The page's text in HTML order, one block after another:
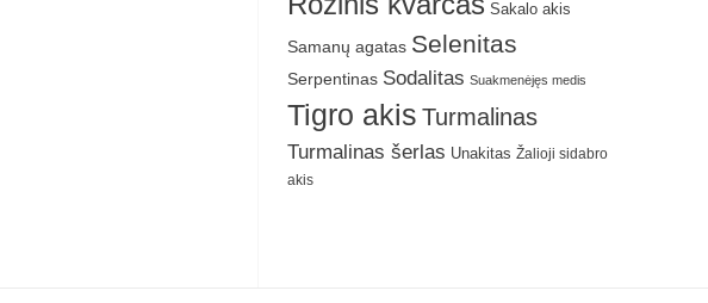
Sakalo akis
Samanų agatas Selenitas
Serpentinas Sodalitas Suakmenėjęs medis
Tigro akis Turmalinas
Turmalinas šerlas Unakitas Žalioji sidabro
akis